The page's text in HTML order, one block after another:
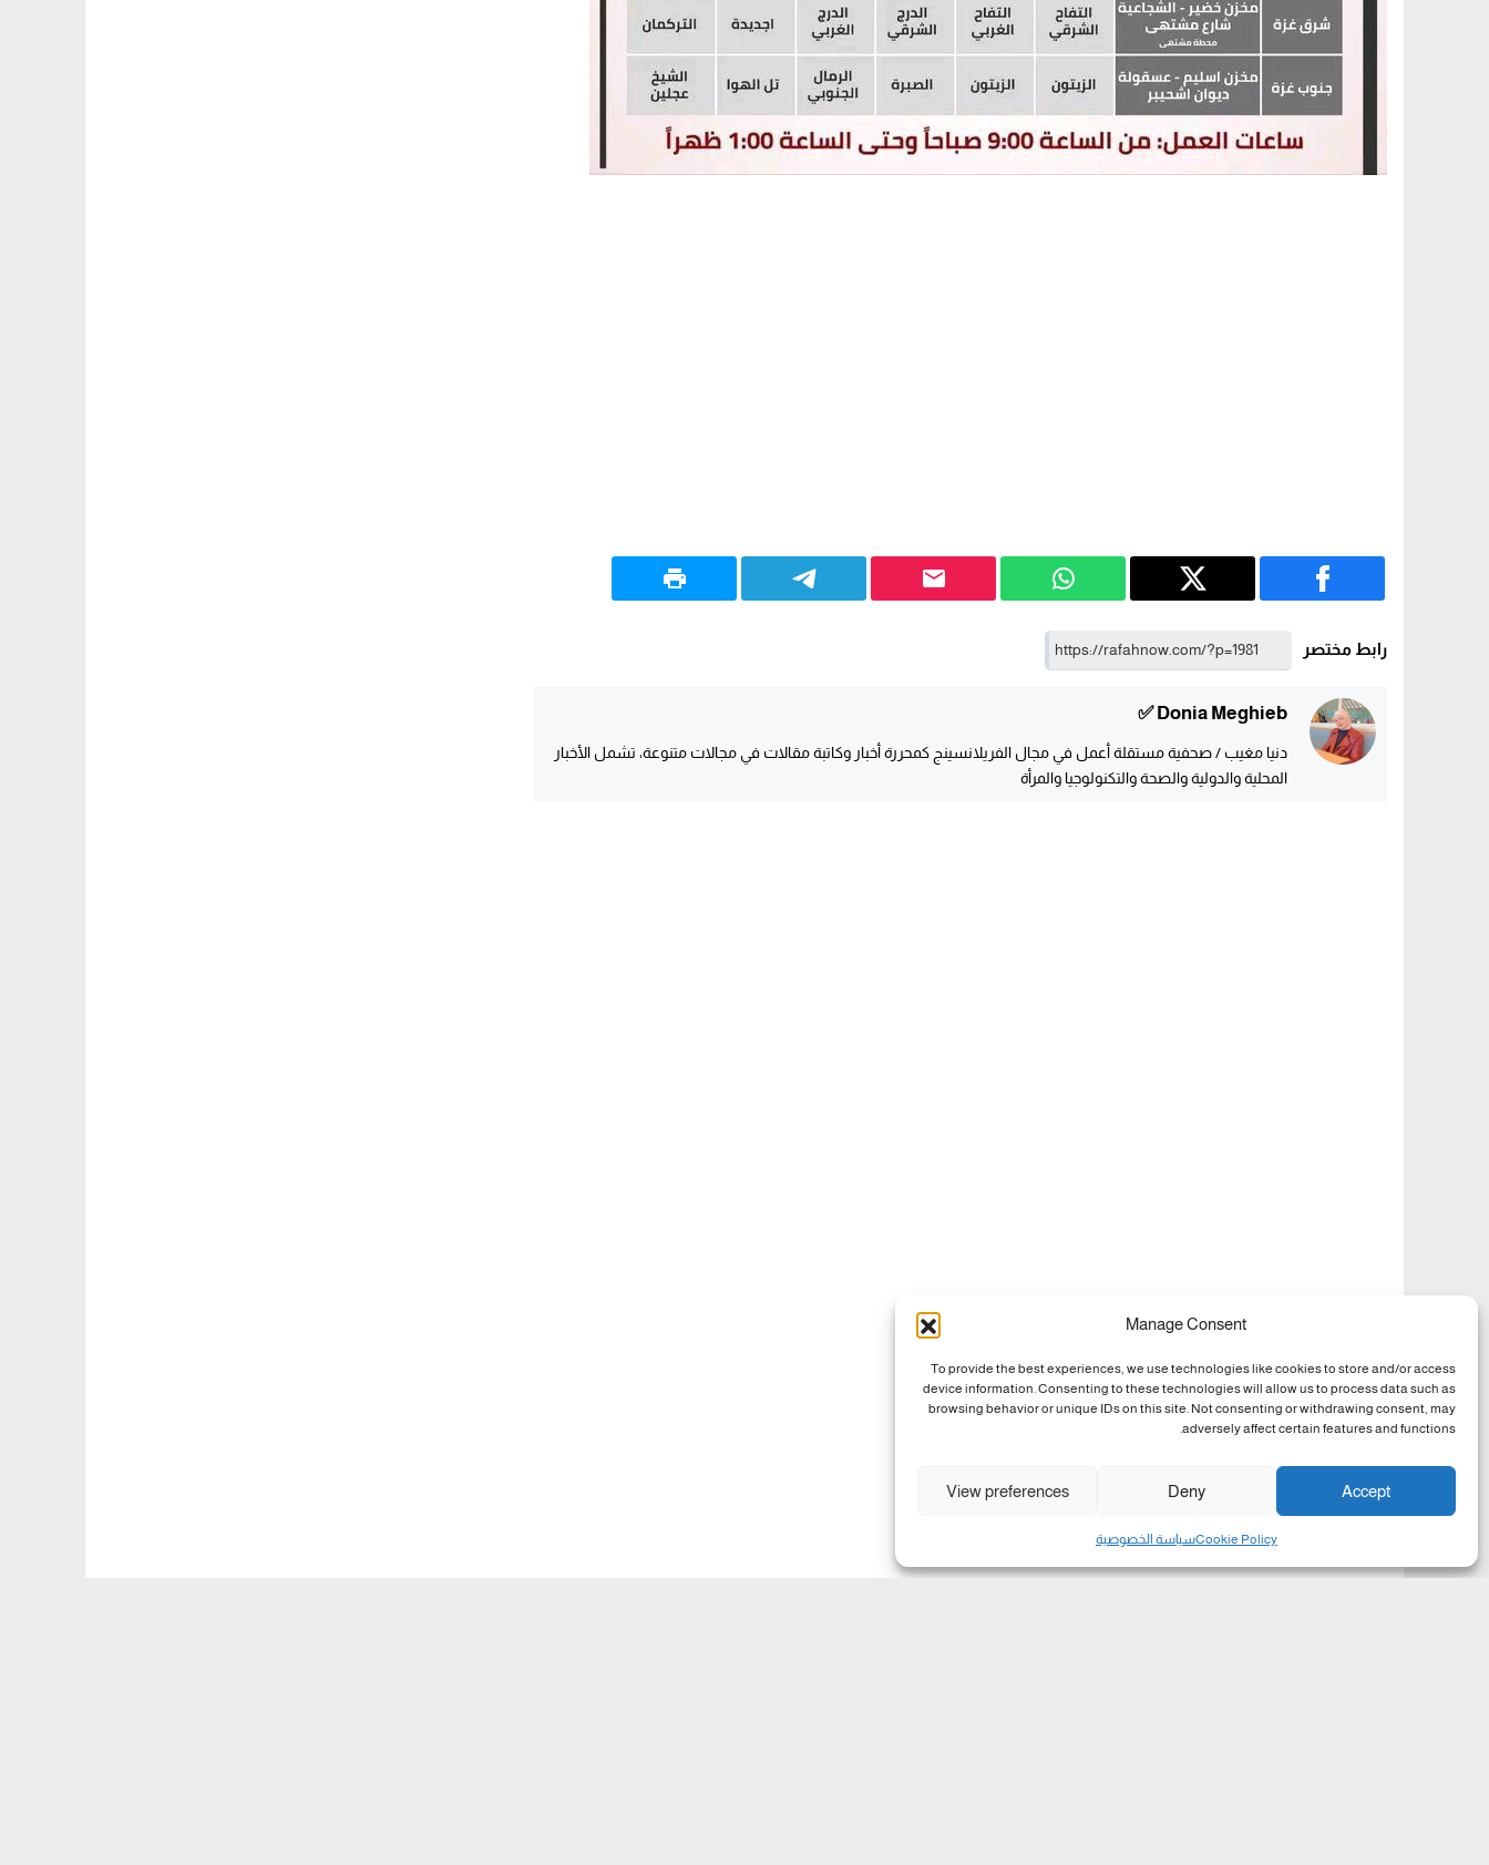
Manage Consent
To provide the best experiences, we use technologies like cookies to store and/or access
device information. Consenting to these technologies will allow us to process data such as
browsing behavior or unique IDs on this site. Not consenting or withdrawing consent, may
adversely affect certain features and functions.
Accept
Deny
View preferences
Cookie Policyسياسة الخصوصية
رابط مختصر
Donia Meghieb ✅
دنيا مغيب / صحفية مستقلة أعمل في مجال الفريلانسينج كمحررة أخبار وكاتبة مقالات في مجالات متنوعة، تشمل الأخبار
المحلية والدولية والصحة والتكنولوجيا والمرأة